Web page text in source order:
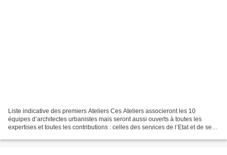
Liste indicative des premiers Ateliers Ces Ateliers associeront les 10
équipes d’architectes urbanistes mais seront aussi ouverts à toutes les
expertises et toutes les contributions : celles des services de l’Etat et de ses